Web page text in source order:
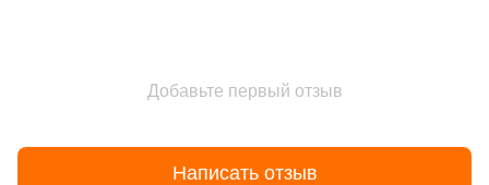
Добавьте первый отзыв
Написать отзыв